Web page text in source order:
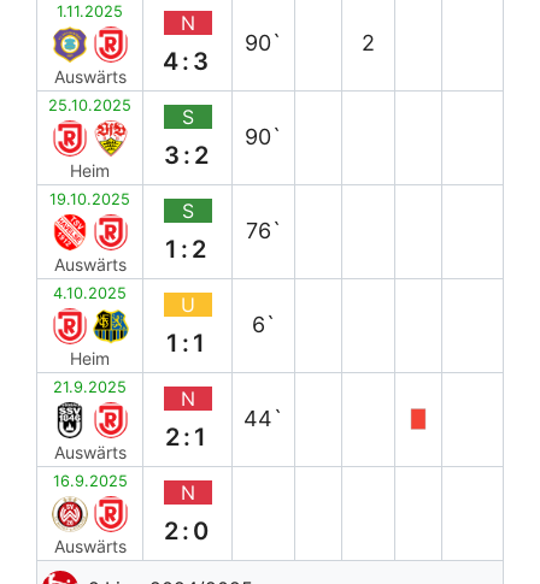
1.11.2025
Auswärts
N
4:3
90` 2
25.10.2025
Heim
S
3:2
90`
19.10.2025
Auswärts
S
1:2
76`
4.10.2025
Heim
U
1:1
6`
21.9.2025
Auswärts
N
2:1
44`
16.9.2025
Auswärts
N
2:0